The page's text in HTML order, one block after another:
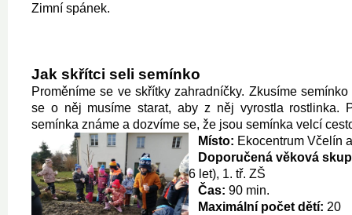
Zimní spánek.
Jak skřítci seli semínko
Proměníme se ve skřítky zahradníčky. Zkusíme
se o něj musíme starat, aby z něj vyrostla rostlinka.
semínka známe a dozvíme se, že jsou semínka velcí
Místo: Ekocentrum Včelín
Doporučená věková
6 let), 1. tř. ZŠ
Čas: 90 min.
Maximální počet dětí: 20